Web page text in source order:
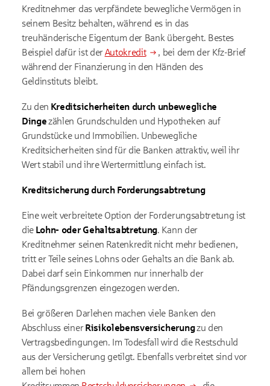
Kreditnehmer das verpfändete bewegliche Vermögen in
seinem Besitz behalten, während es in das
treuhänderische Eigentum der Bank übergeht. Bestes
Beispiel dafür ist derAutokredit
, bei dem der Kfz-Brief
während der Finanzierung in den Händen des
Geldinstituts bleibt.
Zu den Kreditsicherheiten durch unbewegliche
Dingezählen Grundschulden und Hypotheken auf
Grundstücke und Immobilien. Unbewegliche
Kreditsicherheiten sind für die Banken attraktiv, weil ihr
Wert stabil und ihre Wertermittlung einfach ist.
Kreditsicherung durch Forderungsabtretung
Eine weit verbreitete Option der Forderungsabtretung ist
die Lohn- oder Gehaltsabtretung. Kann der
Kreditnehmer seinen Ratenkredit nicht mehr bedienen,
tritt er Teile seines Lohns oder Gehalts an die Bank ab.
Dabei darf sein Einkommen nur innerhalb der
Pfändungsgrenzen eingezogen werden.
Bei größeren Darlehen machen viele Banken den
Abschluss einerRisikolebensversicherungzu den
Vertragsbedingungen. Im Todesfall wird die Restschuld
aus der Versicherung getilgt. Ebenfalls verbreitet sind vor
allem bei hohen